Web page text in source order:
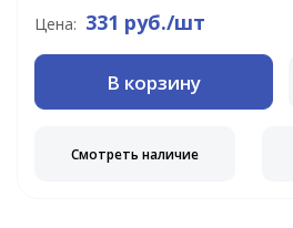
Цена: 331 руб./шт
В корзину
Смотреть наличие